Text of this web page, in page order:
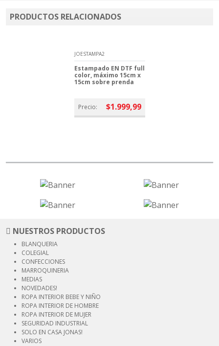
PRODUCTOS RELACIONADOS
JOESTAMPA2
Estampado EN DTF full
color, máximo 15cm x
15cm sobre prenda
Precio: $1.999,99
NUESTROS PRODUCTOS
BLANQUERIA
COLEGIAL
CONFECCIONES
MARROQUINERIA
MEDIAS
NOVEDADES!
ROPA INTERIOR BEBE Y NIÑO
ROPA INTERIOR DE HOMBRE
ROPA INTERIOR DE MUJER
SEGURIDAD INDUSTRIAL
SOLO EN CASA JONAS!
VARIOS